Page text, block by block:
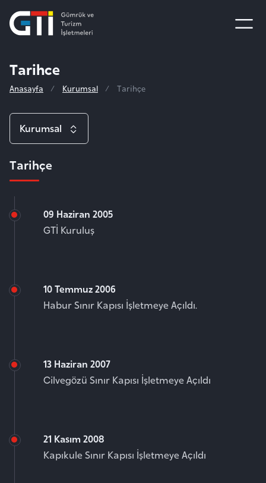
Tarihce
Anasayfa Kurumsal Tarihçe
Tarihçe
09 Haziran 2005
GTİ Kuruluş
10 Temmuz 2006
Habur Sınır Kapısı İşletmeye Açıldı.
13 Haziran 2007
Cilvegözü Sınır Kapısı İşletmeye Açıldı
21 Kasım 2008
Kapıkule Sınır Kapısı İşletmeye Açıldı
Kurumsal
Hakkımızda
Genel Müdür
Teknolojiler